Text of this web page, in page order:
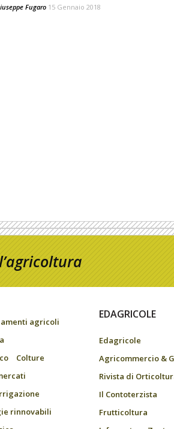
Fugaro 15 Gennaio 2018
agricoli
Colture
rinnovabili
EDAGRICOLE
Edagricole
Agricommercio &
Rivista di
Il Contoterzista
Frutticoltura